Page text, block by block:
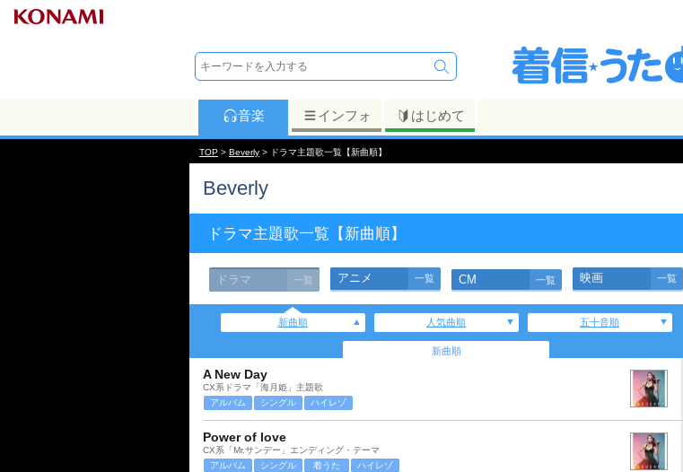
音楽 インフォ はじめて
TOP > Beverly > ドラマ主題歌一覧【新曲順】
Beverly
ドラマ主題歌一覧【新曲順】
ドラマ 一覧 アニメ 一覧 CM 一覧 映画 一覧
新曲順 人気曲順 五十音順
新曲順
A New Day
CX系ドラマ「海月姫」主題歌
アルバム
シングル ハイレゾ
Power of love
CX系「Mr.サンデー」エンディング・テーマ
アルバム
シングル 着うた ハイレゾ